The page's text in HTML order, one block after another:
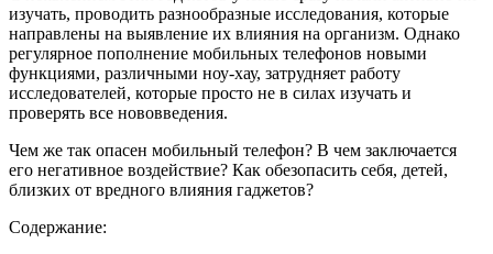
изучать, проводить разнообразные исследования, которые
направлены на выявление их влияния на организм. Однако
регулярное пополнение мобильных телефонов новыми
функциями, различными ноу-хау, затрудняет работу
исследователей, которые просто не в силах изучать и
проверять все нововведения.
Чем же так опасен мобильный телефон? В чем заключается
его негативное воздействие? Как обезопасить себя, детей,
близких от вредного влияния гаджетов?
Содержание: